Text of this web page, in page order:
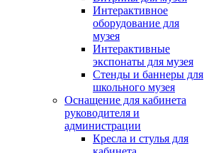
Интерактивное
оборудование для
музея
Интерактивные
экспонаты для музея
Стенды и баннеры для
школьного музея
Оснащение для кабинета
руководителя и
администрации
Кресла и стулья для